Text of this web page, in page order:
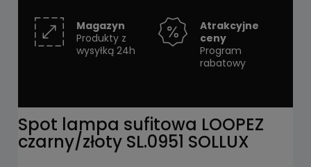
Magazyn
Produkty z
wysyłką 24h
Atrakcyjne
ceny
Program
rabatowy
Spot lampa sufitowa LOOPEZ
czarny/złoty SL.0951 SOLLUX